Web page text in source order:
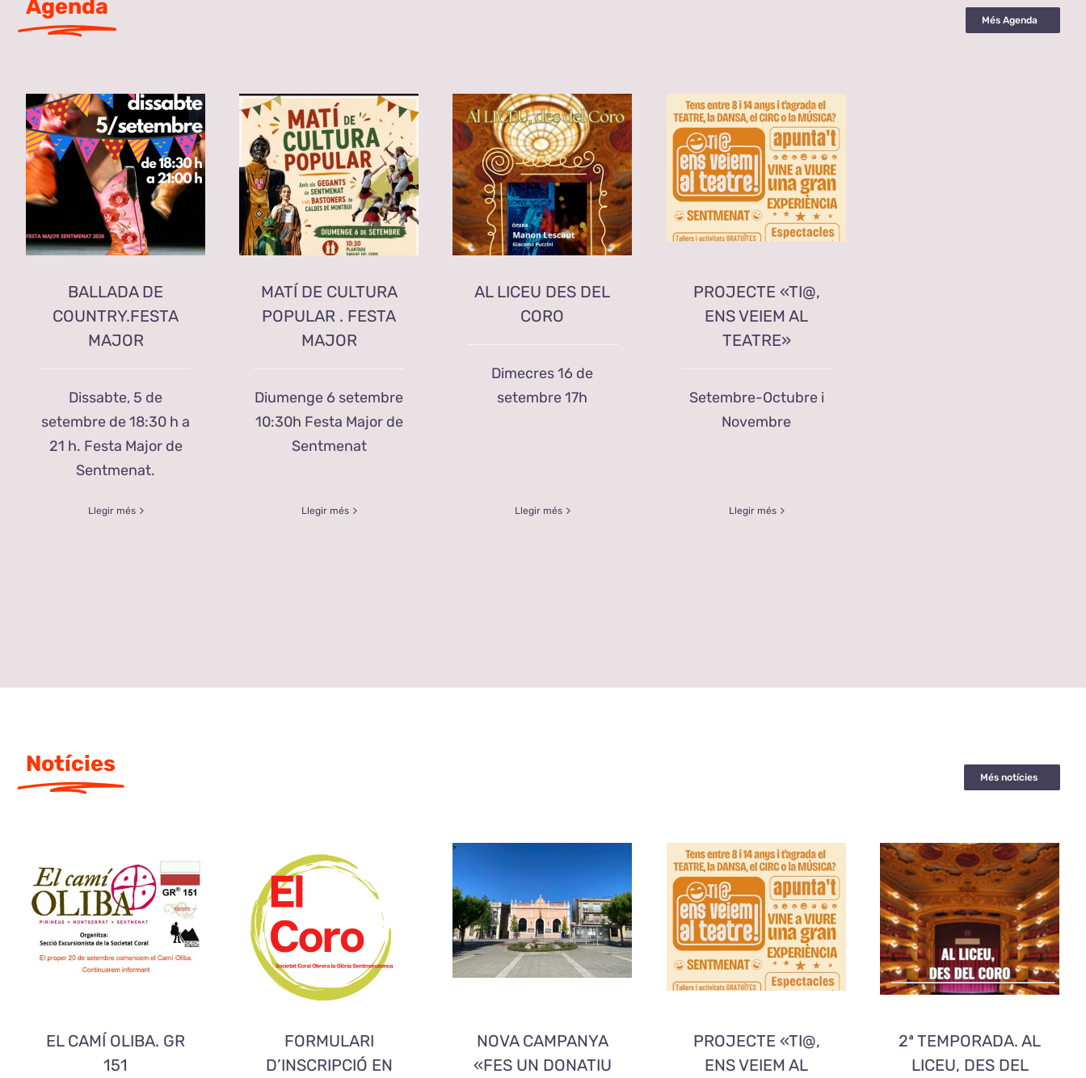
Agenda
Més Agenda
BALLADA DE
COUNTRY.FESTA
MAJOR
Dissabte, 5 de
setembre de 18:30 h a
21 h. Festa Major de
Sentmenat.
Llegir més
MATÍ DE CULTURA
POPULAR . FESTA
MAJOR
Diumenge 6 setembre
10:30h Festa Major de
Sentmenat
Llegir més
AL LICEU DES DEL
CORO
Dimecres 16 de
setembre 17h
Llegir més
PROJECTE «TI@,
ENS VEIEM AL
TEATRE»
Setembre-Octubre i
Novembre
Llegir més
Notícies
Més notícies
EL CAMÍ OLIBA. GR
151
FORMULARI
D’INSCRIPCIÓ EN
NOVA CAMPANYA
«FES UN DONATIU
PROJECTE «TI@,
ENS VEIEM AL
2ª TEMPORADA. AL
LICEU, DES DEL